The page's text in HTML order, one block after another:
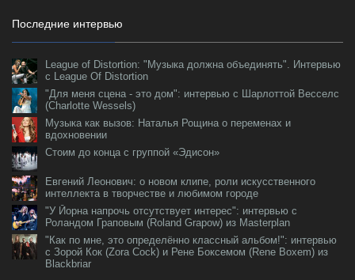
Последние интервью
League of Distortion: "Музыка должна объединять". Интервью
с League Of Distortion
"Для меня сцена - это дом": интервью с Шарлоттой Весселс
(Charlotte Wessels)
Музыка как вызов: Наталья Рощина о переменах и
вдохновении
Стоим до конца с группой «Эдисон»
Евгений Леонович: о новом клипе, роли искусственного
интеллекта в творчестве и любимом городе
"У Йорна напрочь отсутствует интерес": интервью с
Роландом Граповым (Roland Grapow) из Masterplan
"Как по мне, это определённо классный альбом!": интервью
с Зорой Кок (Zora Cock) и Рене Боксемом (Rene Boxem) из
Blackbriar